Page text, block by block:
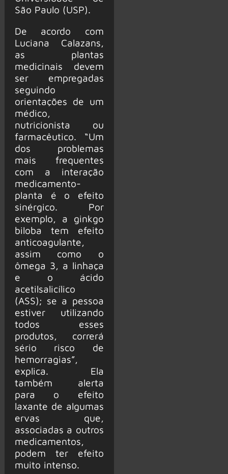
São Paulo (USP).
De acordo com
Luciana Calazans,
as plantas
medicinais devem
ser empregadas
seguindo
orientações de um
médico,
nutricionista ou
farmacêutico. “Um
dos problemas
mais frequentes
com a interação
medicamento-
planta é o efeito
sinérgico. Por
exemplo, a ginkgo
biloba tem efeito
anticoagulante,
assim como o
ômega 3, a linhaça
e o ácido
acetilsalicílico
(ASS); se a pessoa
estiver utilizando
todos esses
produtos, correrá
sério risco de
hemorragias”,
explica. Ela
também alerta
para o efeito
laxante de algumas
ervas que,
associadas a outros
medicamentos,
podem ter efeito
muito intenso.